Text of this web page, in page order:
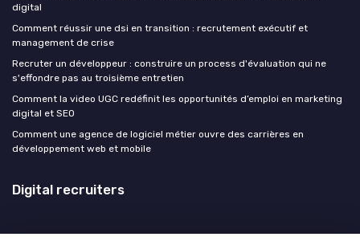
digital
Comment réussir une dsi en transition : recrutement exécutif et
management de crise
Recruter un développeur : construire un process d'évaluation qui ne
s'effondre pas au troisième entretien
Comment la video UGC redéfinit les opportunités d’emploi en marketing
digital et SEO
Comment une agence de logiciel métier ouvre des carrières en
développement web et mobile
Digital recruiters